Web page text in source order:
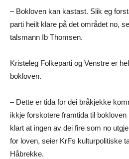
– Bokloven kan kastast. Slik eg
parti heilt klare på det området no,
talsmann Ib Thomsen.
Kristeleg Folkeparti og Venstre er
bokloven.
– Dette er tida for dei bråkjekke
ikkje forskotere framtida til bokloven
klart at ingen av dei fire som no
for loven, seier KrFs kulturpolitiske
Håbrekke.